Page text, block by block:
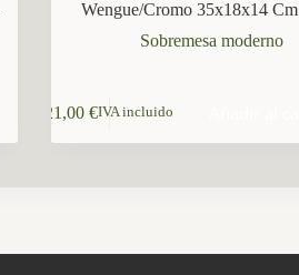
Wengue/Cromo 35x18x14 Cm
Sobremesa moderno
21,00€IVA incluido